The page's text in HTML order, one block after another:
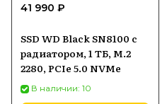
41 990 ₽
SSD WD Black SN8100 с
радиатором, 1 ТБ, M.2
2280, PCIe 5.0 NVMe
В наличии: 10